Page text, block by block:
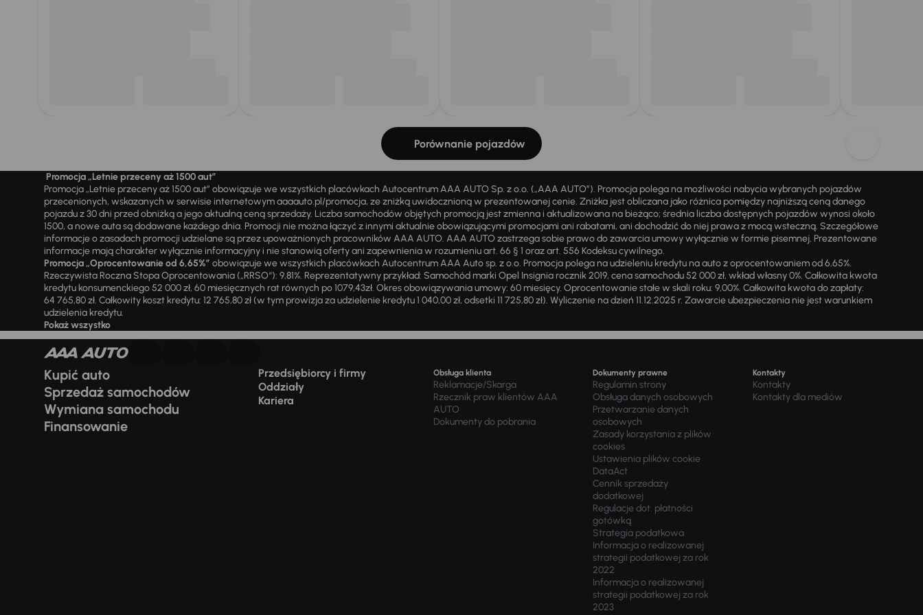
Porównanie pojazdów
Promocja „Letnie przeceny aż 1500 aut”
Promocja „Letnie przeceny aż 1500 aut” obowiązuje we wszystkich placówkach Autocentrum AAA AUTO Sp. z o.o. („AAA AUTO”). Promocja polega na możliwości nabycia wybranych pojazdów
przecenionych, wskazanych w serwisie internetowym aaaauto.pl/promocja, ze zniżką uwidocznioną w prezentowanej cenie. Zniżka jest obliczana jako różnica pomiędzy najniższą ceną danego
pojazdu z 30 dni przed obniżką a jego aktualną ceną sprzedaży. Liczba samochodów objętych promocją jest zmienna i aktualizowana na bieżąco; średnia liczba dostępnych pojazdów wynosi około
1500, a nowe auta są dodawane każdego dnia. Promocji nie można łączyć z innymi aktualnie obowiązującymi promocjami ani rabatami, ani dochodzić do niej prawa z mocą wsteczną. Szczegółowe
informacje o zasadach promocji udzielane są przez upoważnionych pracowników AAA AUTO. AAA AUTO zastrzega sobie prawo do zawarcia umowy wyłącznie w formie pisemnej. Prezentowane
informacje mają charakter wyłącznie informacyjny i nie stanowią oferty ani zapewnienia w rozumieniu art. 66 § 1 oraz art. 556 Kodeksu cywilnego.
Promocja „Oprocentowanie od 6,65%” obowiązuje we wszystkich placówkach Autocentrum AAA Auto sp. z o.o. Promocja polega na udzieleniu kredytu na auto z oprocentowaniem od 6,65%.
Rzeczywista Roczna Stopa Oprocentowania („RRSO“): 9,81%. Reprezentatywny przykład: Samochód marki Opel Insignia rocznik 2019, cena samochodu 52 000 zł, wkład własny 0%. Całkowita kwota
kredytu konsumenckiego 52 000 zł, 60 miesięcznych rat równych po 1079,43zł. Okres obowiązywania umowy: 60 miesięcy. Oprocentowanie stałe w skali roku: 9,00%. Całkowita kwota do zapłaty:
64 765,80 zł. Całkowity koszt kredytu: 12 765,80 zł (w tym prowizja za udzielenie kredytu 1 040,00 zł, odsetki 11 725,80 zł). Wyliczenie na dzień 11.12.2025 r. Zawarcie ubezpieczenia nie jest warunkiem
udzielenia kredytu.
Pokaż wszystko
Kupić auto
Sprzedaż samochodów
Wymiana samochodu
Finansowanie
Przedsiębiorcy i firmy
Oddziały
Kariera
Obsługa klienta
Reklamacje/Skarga
Rzecznik praw klientów AAA
AUTO
Dokumenty do pobrania
Dokumenty prawne
Regulamin strony
Obsługa danych osobowych
Przetwarzanie danych
osobowych
Zasady korzystania z plików
cookies
Ustawienia plików cookie
DataAct
Cennik sprzedaży
dodatkowej
Regulacje dot. płatności
gotówką
Strategia podatkowa
Informacja o realizowanej
strategii podatkowej za rok
2022
Informacja o realizowanej
strategii podatkowej za rok
2023
Kontakty
Kontakty
Kontakty dla mediów